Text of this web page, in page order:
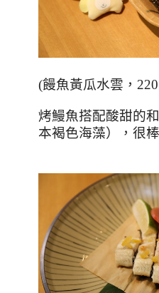
(饅魚黃瓜水雲， 220
烤鰻魚搭配酸甜的
本褐色海藻），很